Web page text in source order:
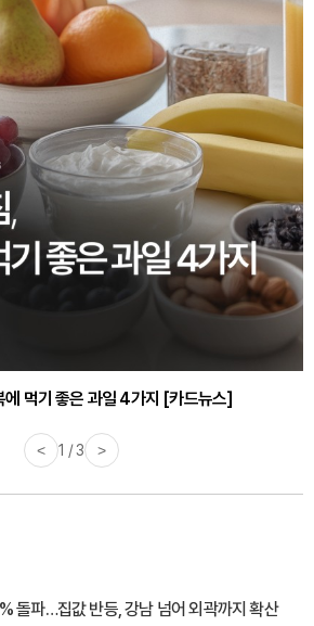
에 먹기 좋은 과일 4가지 [카드뉴스]
< 1 / 3 >
돌파…집값 반등, 강남 넘어 외곽까지 확산